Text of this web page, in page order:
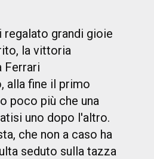
regalato grandi gioie
la vittoria
Ferrari
alla fine il primo
poco più che una
uno dopo l'altro.
che non a caso ha
seduto sulla tazza